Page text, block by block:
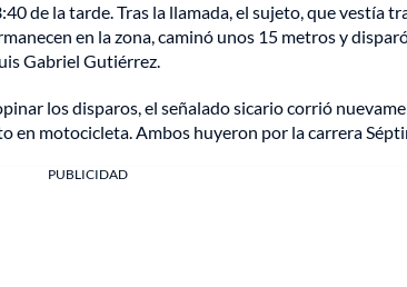
de la tarde. Tras la llamada, el sujeto, que vestía
en la zona, caminó unos 15 metros y
Gabriel Gutiérrez.
los disparos, el señalado sicario corrió
en motocicleta. Ambos huyeron por la carrera
PUBLICIDAD